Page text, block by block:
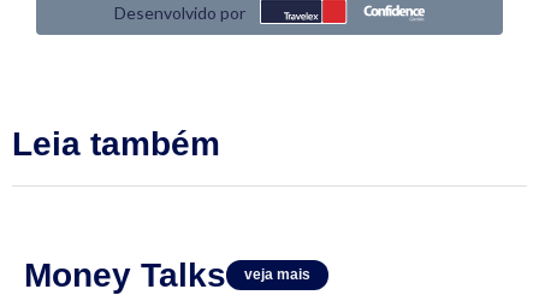
Leia também
Money Talks veja mais